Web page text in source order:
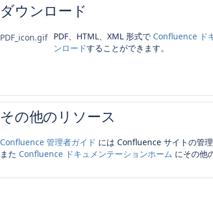
ダウンロード
PDF_icon.gif PDF、HTML、XML 形式で Confluence ド
ンロードすることができます。
その他のリソース
Confluence 管理者ガイド には Confluence サイトの管
また Confluence ドキュメンテーションホーム にその他